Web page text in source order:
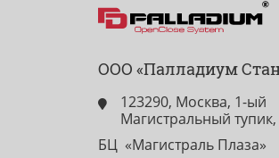
ООО «Палладиум
123290, Москва, 1-ый
Магистральный
БЦ «Магистраль Плаза»